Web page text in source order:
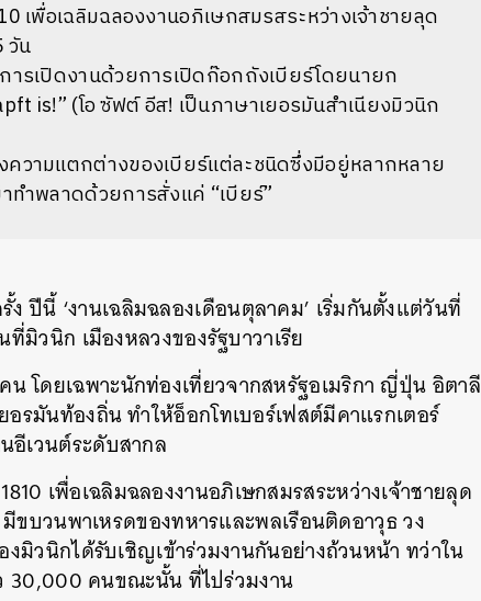
เพื่อเฉลิมฉลองงานอภิเษกสมรสระหว่างเจ้าชายลุด
วัน
ารเปิดงานด้วยการเปิดก๊อกถังเบียร์โดยนายก
is!” (โอ ซัฟต์ อีส! เป็นภาษาเยอรมันสำเนียงมิวนิก
ความแตกต่างของเบียร์แต่ละชนิดซึ่งมีอยู่หลากหลาย
ทำพลาดด้วยการสั่งแค่ “เบียร์”
ปีนี้ ‘งานเฉลิมฉลองเดือนตุลาคม’ เริ่มกันตั้งแต่วันที่
มิวนิก เมืองหลวงของรัฐบาวาเรีย
โดยเฉพาะนักท่องเที่ยวจากสหรัฐอเมริกา ญี่ปุ่น อิตาลี
รมันท้องถิ่น ทำให้อ็อกโทเบอร์เฟสต์มีคาแรกเตอร์
อีเวนต์ระดับสากล
เพื่อเฉลิมฉลองงานอภิเษกสมรสระหว่างเจ้าชายลุด
ขบวนพาเหรดของทหารและพลเรือนติดอาวุธ วง
งมิวนิกได้รับเชิญเข้าร่วมงานกันอย่างถ้วนหน้า ทว่าใน
30,000 คนขณะนั้น ที่ไปร่วมงาน